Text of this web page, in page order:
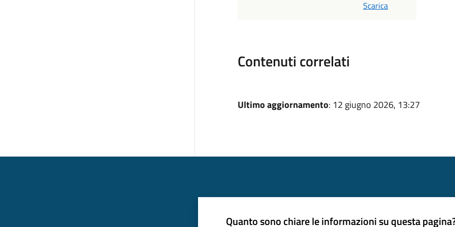
Scarica
Contenuti correlati
Ultimo aggiornamento: 12 giugno 2026, 13:27
Quanto sono chiare le informazioni su questa